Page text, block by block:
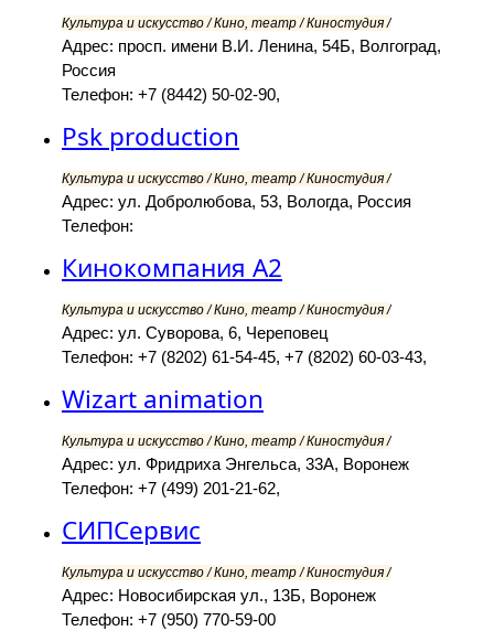
Культура и искусство / Кино, театр / Киностудия /
Адрес: просп. имени В.И. Ленина, 54Б, Волгоград,
Россия
Телефон: +7 (8442) 50-02-90,
Psk production
Культура и искусство / Кино, театр / Киностудия /
Адрес: ул. Добролюбова, 53, Вологда, Россия
Телефон:
Кинокомпания А2
Культура и искусство / Кино, театр / Киностудия /
Адрес: ул. Суворова, 6, Череповец
Телефон: +7 (8202) 61-54-45, +7 (8202) 60-03-43,
Wizart animation
Культура и искусство / Кино, театр / Киностудия /
Адрес: ул. Фридриха Энгельса, 33А, Воронеж
Телефон: +7 (499) 201-21-62,
СИПСервис
Культура и искусство / Кино, театр / Киностудия /
Адрес: Новосибирская ул., 13Б, Воронеж
Телефон: +7 (950) 770-59-00